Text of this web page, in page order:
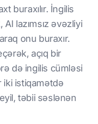
buraxılır. İngilis
lazımsız əvəzliyi
onu buraxır.
açıq bir
də ingilis cümləsi
iki istiqamətdə
təbii səslənən